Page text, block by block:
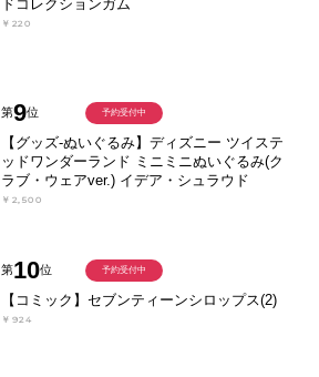
ドコレクションガム
￥220
第9位
【グッズ-ぬいぐるみ】ディズニー ツイステ
ッドワンダーランド ミニミニぬいぐるみ(ク
ラブ・ウェアver.) イデア・シュラウド
￥2,500
予約受付中
第10位
【コミック】セブンティーンシロップス(2)
￥924
予約受付中